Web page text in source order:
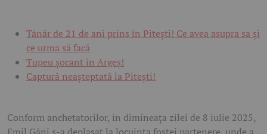
Tânăr de 21 de ani prins în Pitești! Ce avea asupra sa și
ce urma să facă
Tupeu șocant în Argeș!
Captură neașteptată la Pitești!
Conform anchetatorilor, în dimineața zilei de 8 iulie 2025,